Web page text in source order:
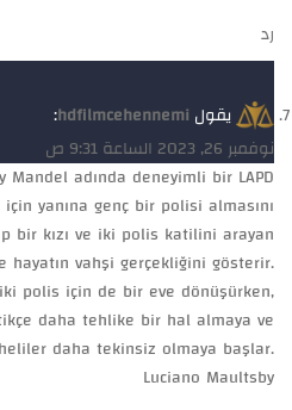
رد
يقول hdfilmcehennemi
:
نوفمبر 26, 2023 الساعة 9:31 ص
Mandel adında deneyimli bir LAPD
yanına genç bir polisi almasını
bir kızı ve iki polis katilini arayan
hayatın vahşi gerçekliğini gösterir.
polis için de bir eve dönüşürken,
daha tehlike bir hal almaya ve
daha tekinsiz olmaya başlar.
Luciano Maultsby